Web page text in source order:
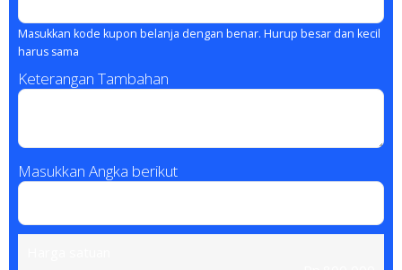
Masukkan kode kupon belanja dengan benar. Hurup besar dan kecil
harus sama
Keterangan Tambahan
Masukkan Angka berikut